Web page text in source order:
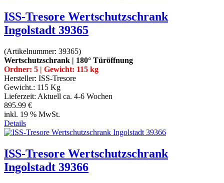
ISS-Tresore Wertschutzschrank
Ingolstadt 39365
(Artikelnummer: 39365)
Wertschutzschrank | 180° Türöffnung
Ordner: 5 | Gewicht: 115 kg
Hersteller: ISS-Tresore
Gewicht.: 115 Kg
Lieferzeit: Aktuell ca. 4-6 Wochen
895.99 €
inkl. 19 % MwSt.
Details
ISS-Tresore Wertschutzschrank
Ingolstadt 39366